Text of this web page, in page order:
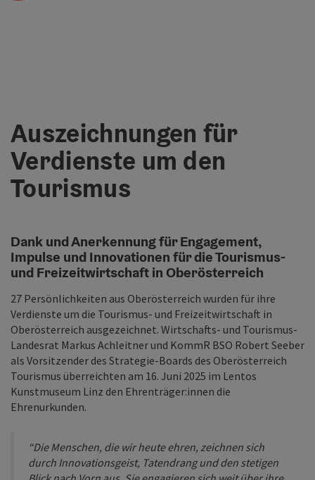
Auszeichnungen für
Verdienste um den
Tourismus
Dank und Anerkennung für Engagement,
Impulse und Innovationen für die Tourismus-
und Freizeitwirtschaft in Oberösterreich
27 Persönlichkeiten aus Oberösterreich wurden für ihre
Verdienste um die Tourismus- und Freizeitwirtschaft in
Oberösterreich ausgezeichnet. Wirtschafts- und Tourismus-
Landesrat Markus Achleitner und KommR BSO Robert Seeber
als Vorsitzender des Strategie-Boards des Oberösterreich
Tourismus überreichten am 16. Juni 2025 im Lentos
Kunstmuseum Linz den Ehrenträger:innen die
Ehrenurkunden.
“Die Menschen, die wir heute ehren, zeichnen sich
durch Innovationsgeist, Tatendrang und den stetigen